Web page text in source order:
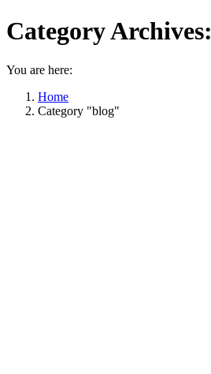
Category Archives:
You are here:
Home
Category "blog"